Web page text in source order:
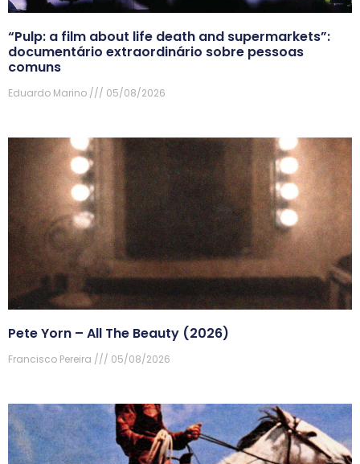
“Pulp: a film about life death and supermarkets”:
documentário extraordinário sobre pessoas
comuns
Eduardo Marino 05/08/2026
Pete Yorn – All The Beauty (2026)
Francisco Pereira 05/08/2026